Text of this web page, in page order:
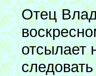
Отец
отсылает